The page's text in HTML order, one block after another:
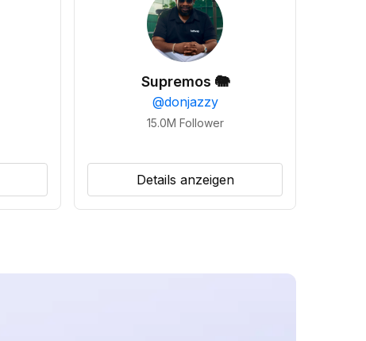
Supremos 🐘
@donjazzy
15.0M Follower
Details anzeigen